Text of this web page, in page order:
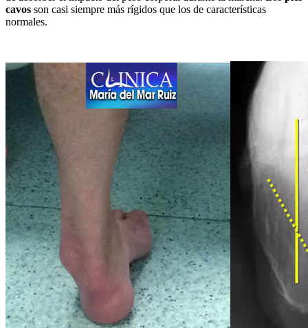
cavos son casi siempre más rígidos que los de características
normales.